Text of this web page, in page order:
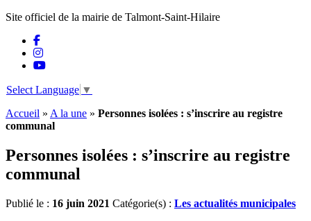
Site officiel de la mairie de Talmont-Saint-Hilaire
Select Language ▼
Accueil » A la une » Personnes isolées : s’inscrire au registre
communal
Personnes isolées : s’inscrire au registre
communal
Publié le : 16 juin 2021 Catégorie(s) : Les actualités municipales